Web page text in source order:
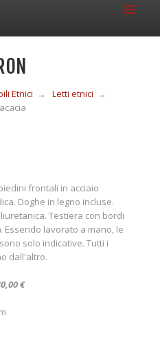
Etnici → Letti etnici →
frontali in acciaio
Doghe in legno incluse.
Testiera con bordi
lavorato a mano, le
solo indicative. Tutti i
dall'altro.
€